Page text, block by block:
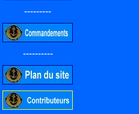
---------
----------